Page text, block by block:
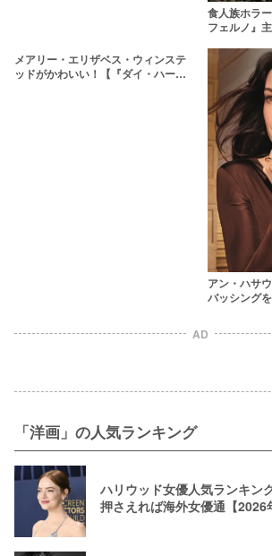
食人族ホラ
フェルノ』
メアリー・エリザベス・ウィンステ
ッドがかわいい！【『ダイ・ハー
アン・ハサ
バッシング
AD
「洋画」の人気ランキング
ハリウッド女優人気ランキン
押さえれば海外女優通【2026